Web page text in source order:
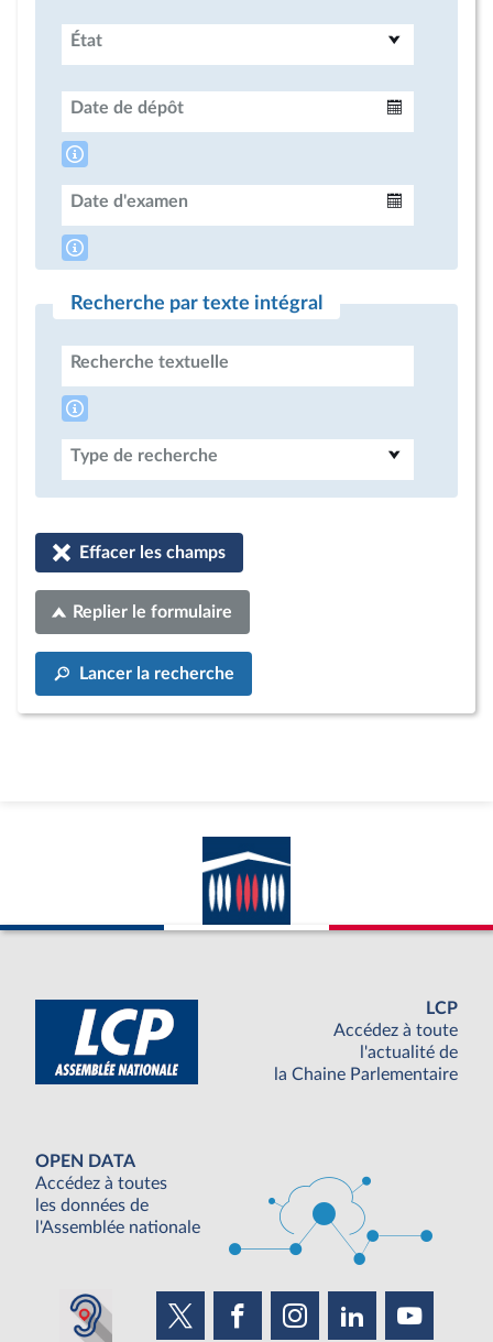
État
Date de dépôt
Date d'examen
Recherche par texte intégral
Recherche textuelle
Type de recherche
Effacer les champs
Replier le formulaire
Lancer la recherche
LCP
Accédez à toute
l'actualité de
la Chaine Parlementaire
OPEN DATA
Accédez à toutes
les données de
l'Assemblée nationale